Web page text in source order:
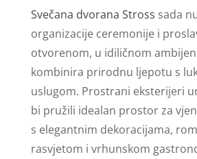
Svečana dvorana Stross sada
organizacije ceremonije i
otvorenom, u idiličnom
kombinira prirodnu ljepotu s
uslugom. Prostrani eksterijeri
bi pružili idealan prostor za
s elegantnim dekoracijama,
rasvjetom i vrhunskom